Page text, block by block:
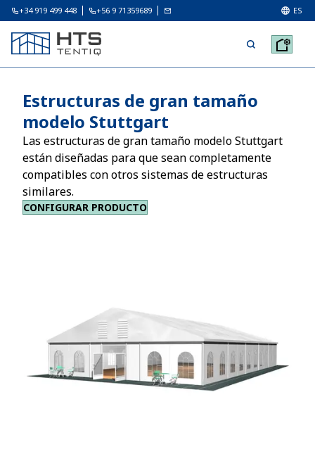
+34 919 499 448 +56 9 71359689 ES
Estructuras de gran tamaño
modelo Stuttgart
Las estructuras de gran tamaño modelo Stuttgart
están diseñadas para que sean completamente
compatibles con otros sistemas de estructuras
similares.
CONFIGURAR PRODUCTO